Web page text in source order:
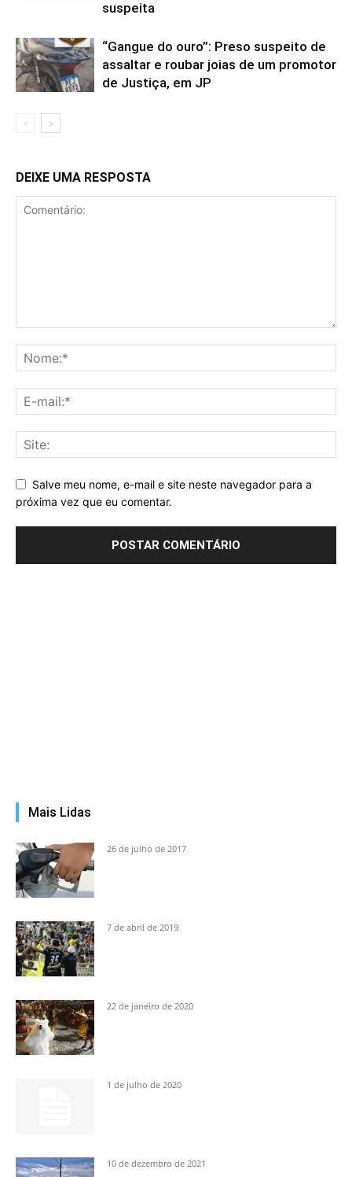
suspeita
“Gangue do ouro”: Preso suspeito de
assaltar e roubar joias de um promotor
de Justiça, em JP
DEIXE UMA RESPOSTA
Salve meu nome, e-mail e site neste navegador para a
próxima vez que eu comentar.
Mais Lidas
26 de julho de 2017
7 de abril de 2019
22 de janeiro de 2020
1 de julho de 2020
10 de dezembro de 2021